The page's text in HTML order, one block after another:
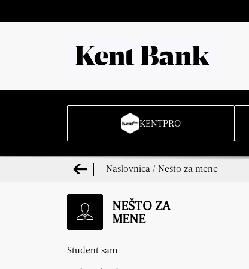
KENTPRO
Naslovnica / Nešto za mene
NEŠTO ZA
MENE
Student sam